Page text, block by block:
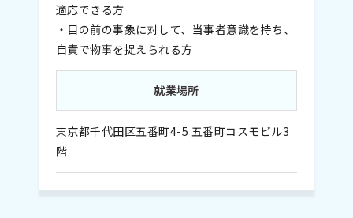
適応できる方
・目の前の事象に対して、当事者意識を持ち、
自責で物事を捉えられる方
就業場所
東京都千代田区五番町4-5 五番町コスモビル3
階